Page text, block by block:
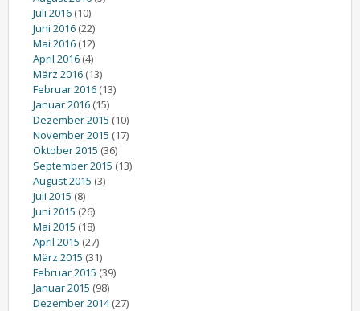
Juli 2016 (10)
Juni 2016 (22)
Mai 2016 (12)
April 2016 (4)
März 2016 (13)
Februar 2016 (13)
Januar 2016 (15)
Dezember 2015 (10)
November 2015 (17)
Oktober 2015 (36)
September 2015 (13)
August 2015 (3)
Juli 2015 (8)
Juni 2015 (26)
Mai 2015 (18)
April 2015 (27)
März 2015 (31)
Februar 2015 (39)
Januar 2015 (98)
Dezember 2014(27)